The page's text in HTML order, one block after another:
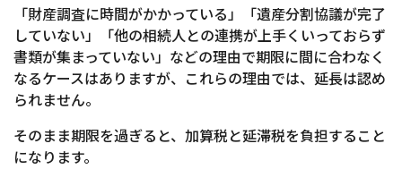
「財産調査に時間がかかっている」「遺産分割協議が完了
していない」「他の相続人との連携が上手くいっておらず
書類が集まっていない」などの理由で期限に間に合わなく
なるケースはありますが、これらの理由では、延長は認め
られません。
そのまま期限を過ぎると、加算税と延滞税を負担すること
になります。